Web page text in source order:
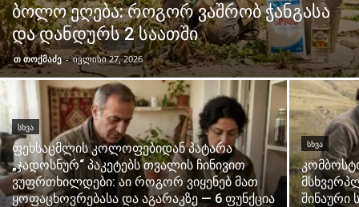
ბოლო ეღება: როგორ ვაშრობ ჭანგასა
და დანდურს 2 საათში
თ თოქმაძე - ივლისი 27, 2026
ᲡᲮᲕᲐ
ფეხსაცმლის კოლოფებიდან პატარა
„ჯადოსნურ“ პაკეტებს თვალის ჩინივით
ვუფრთხილდები: აი როგორ ვიყენებ მათ
ყოფაცხოვრებასა და აგარაკზე — 6 ფუნქცია
ᲡᲮᲕᲐ
შინაური